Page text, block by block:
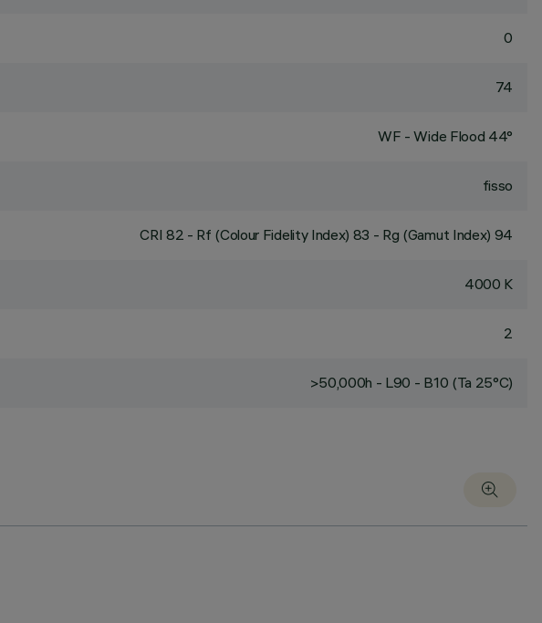
0
74
WF - Wide Flood 44°
fisso
CRI 82 - Rf (Colour Fidelity Index) 83 - Rg (Gamut Index) 94
4000 K
2
>50,000h - L90 - B10 (Ta 25°C)